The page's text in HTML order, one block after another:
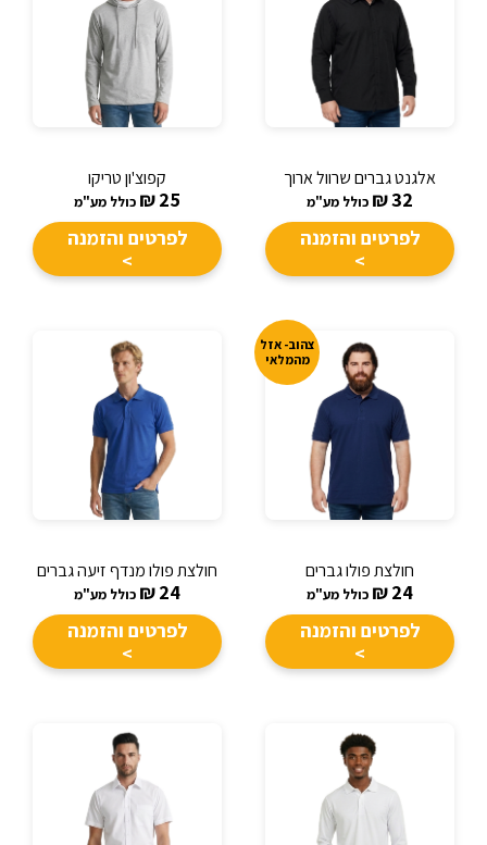
אלגנט גברים שרוול ארוך
32
₪ כולל מע"מ
לפרטים והזמנה
>
קפוצ'ון טריקו
25
₪ כולל מע"מ
לפרטים והזמנה
>
צהוב- אזל
מהמלאי
חולצת פולו גברים
24
₪ כולל מע"מ
לפרטים והזמנה
>
חולצת פולו מנדף זיעה גברים
24
₪ כולל מע"מ
לפרטים והזמנה
>